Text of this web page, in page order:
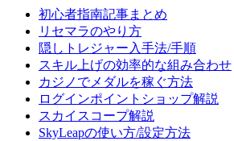
初心者指南記事まとめ
リセマラのやり方
隠しトレジャー入手法/手順
スキル上げの効率的な組み合わせ
カジノでメダルを稼ぐ方法
ログインポイントショップ解説
スカイスコープ解説
SkyLeapの使い方/設定方法